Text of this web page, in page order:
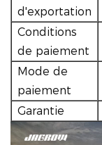
d'exportation
Conditions
de paiement
Mode de
paiement
Garantie